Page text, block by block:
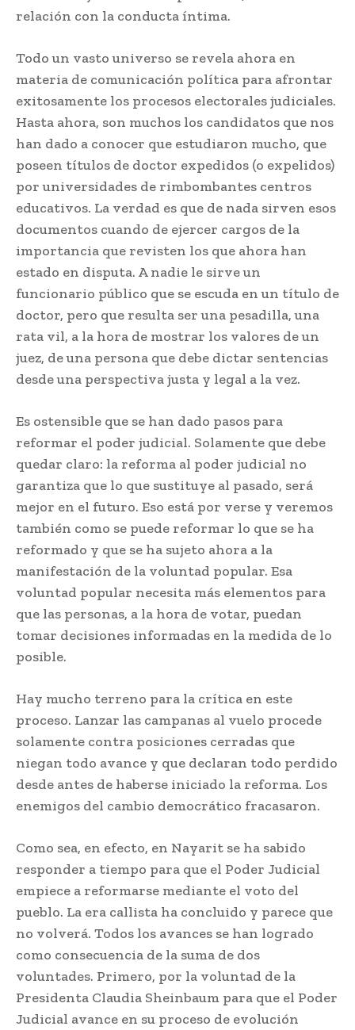
relación con la conducta íntima.
Todo un vasto universo se revela ahora en
materia de comunicación política para afrontar
exitosamente los procesos electorales judiciales.
Hasta ahora, son muchos los candidatos que nos
han dado a conocer que estudiaron mucho, que
poseen títulos de doctor expedidos (o expelidos)
por universidades de rimbombantes centros
educativos. La verdad es que de nada sirven esos
documentos cuando de ejercer cargos de la
importancia que revisten los que ahora han
estado en disputa. A nadie le sirve un
funcionario público que se escuda en un título de
doctor, pero que resulta ser una pesadilla, una
rata vil, a la hora de mostrar los valores de un
juez, de una persona que debe dictar sentencias
desde una perspectiva justa y legal a la vez.
Es ostensible que se han dado pasos para
reformar el poder judicial. Solamente que debe
quedar claro: la reforma al poder judicial no
garantiza que lo que sustituye al pasado, será
mejor en el futuro. Eso está por verse y veremos
también como se puede reformar lo que se ha
reformado y que se ha sujeto ahora a la
manifestación de la voluntad popular. Esa
voluntad popular necesita más elementos para
que las personas, a la hora de votar, puedan
tomar decisiones informadas en la medida de lo
posible.
Hay mucho terreno para la crítica en este
proceso. Lanzar las campanas al vuelo procede
solamente contra posiciones cerradas que
niegan todo avance y que declaran todo perdido
desde antes de haberse iniciado la reforma. Los
enemigos del cambio democrático fracasaron.
Como sea, en efecto, en Nayarit se ha sabido
responder a tiempo para que el Poder Judicial
empiece a reformarse mediante el voto del
pueblo. La era callista ha concluido y parece que
no volverá. Todos los avances se han logrado
como consecuencia de la suma de dos
voluntades. Primero, por la voluntad de la
Presidenta Claudia Sheinbaum para que el Poder
Judicial avance en su proceso de evolución